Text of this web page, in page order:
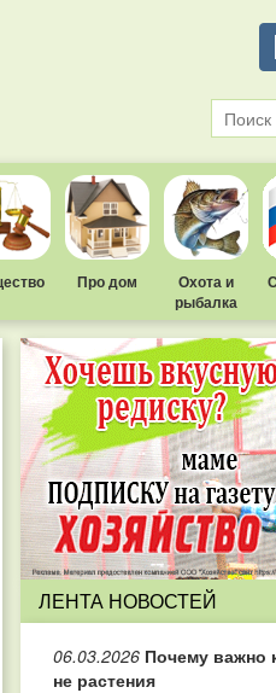
Про дом
Охота и
рыбалка
ЛЕНТА НОВОСТЕЙ
06.03.2026 Почему важно
не растения